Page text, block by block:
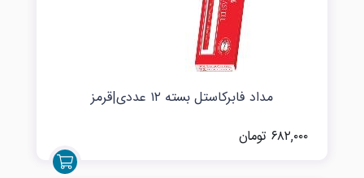
مداد فابرکاستل بسته ۱۲ عددی|قرمز
۶۸۲,۰۰۰ تومان